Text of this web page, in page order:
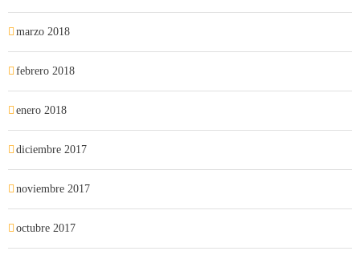
marzo 2018
febrero 2018
enero 2018
diciembre 2017
noviembre 2017
octubre 2017